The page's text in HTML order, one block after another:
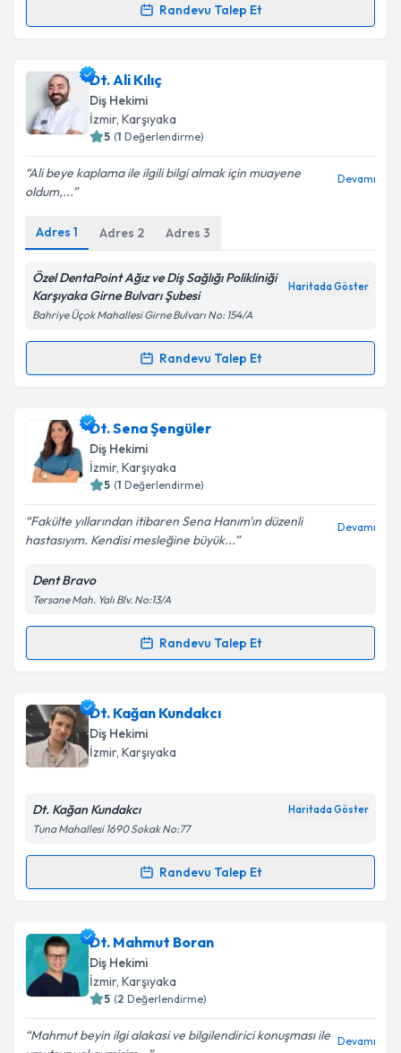
'ni okudum ve kişisel verilerimin belirtilen
kapsamda işlenmesini kabul ediyorum.
Takvim Talebini Gönder
Randevu Talep Et
Randevu Takvimi Talebi
Dt. İlayda Ateşoğlu
oluşturun. Size bu uzmandan randevu almanız için bir
takvim hazırlandığında e-posta ile bilgilendireceğiz.
Kişisel verilerimin işlenmesine ilişkin
Metni'ni okudum ve kişisel verilerimin belirtilen
kapsamda işlenmesini kabul ediyorum.
Dt. Ali Kılıç
Diş Hekimi
İzmir, Karşıyaka
5 (1 Değerlendirme)
Ali beye kaplama ile ilgili bilgi almak için muayene
oldum,...
Devamı
Adres 1 Adres 2 Adres 3
Özel DentaPoint Ağız ve Diş Sağlığı Polikliniği
Karşıyaka Girne Bulvarı Şubesi
Haritada Göster
Bahriye Üçok Mahallesi Girne Bulvarı No: 154/A
Randevu Talep Et
Randevu Takvimi Talebi
Dt. Ali Kılıçiçin randevu takvimi talebi oluşturun. Size
bu uzmandan randevu almanız için bir takvim
hazırlandığında e-posta ile bilgilendireceğiz.
Kişisel verilerimin işlenmesine ilişkin
Metni'ni okudum ve kişisel verilerimin belirtilen
kapsamda işlenmesini kabul ediyorum.
Dt. Sena Şengüler
Diş Hekimi
İzmir, Karşıyaka
5 (1 Değerlendirme)
Fakülte yıllarından itibaren Sena Hanım'ın düzenli
hastasıyım. Kendisi mesleğine büyük...
Devamı
Dent Bravo
Tersane Mah. Yalı Blv. No:13/A
Randevu Talep Et
Randevu Takvimi Talebi
Dt. Sena Şengüleriçin randevu takvimi talebi
oluşturun. Size bu uzmandan randevu almanız için bir
takvim hazırlandığında e-posta ile bilgilendireceğiz.
Kişisel verilerimin işlenmesine ilişkin
Metni'ni okudum ve kişisel verilerimin belirtilen
Takvim Talebini Gönder
Dt. Kağan Kundakcı
Diş Hekimi
İzmir, Karşıyaka
Dt. Kağan Kundakcı Haritada Göster
Tuna Mahallesi 1690 Sokak No:77
Randevu Talep Et
Randevu Takvimi Talebi
Dt. Kağan Kundakcıiçin randevu takvimi talebi
oluşturun. Size bu uzmandan randevu almanız için bir
takvim hazırlandığında e-posta ile bilgilendireceğiz.
Dt. Mahmut Boran
Diş Hekimi
İzmir, Karşıyaka
5 (2 Değerlendirme)
Mahmut beyin ilgi alakasi ve bilgilendirici konuşması ile Devamı